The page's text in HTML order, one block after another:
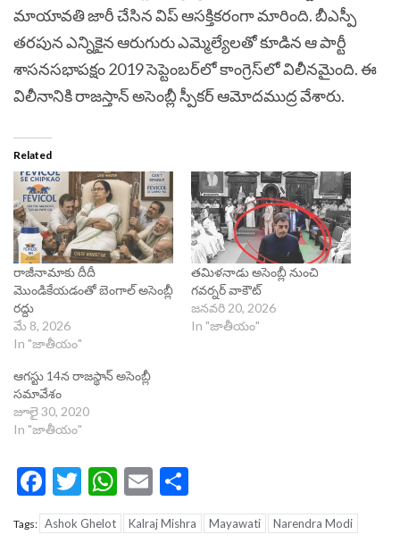
మాయావతి జారీ చేసిన విప్‌ ఆసక్తికరంగా మారింది. బీఎస్పీ
తరపున ఎన్నికైన ఆరుగురు ఎమ్మెల్యేలతో కూడిన ఆ పార్టీ
శాసనసభాపక్షం 2019 సెప్టెంబర్‌లో కాంగ్రెస్‌లో విలీనమైంది. ఈ
విలీనానికి రాజస్తాన్‌ అసెంబ్లీ స్పీకర్‌ ఆమోదముద్ర వేశారు.
Related
రాజీనామాకు దీదీ
మొండికేయడంతో బెంగాల్ అసెంబ్లీ
రద్దు
మే 8, 2026
In "జాతీయం"
తమిళనాడు అసెంబ్లీ నుంచి
గవర్నర్ వాకౌట్
జనవరి 20, 2026
In "జాతీయం"
ఆగస్టు 14న రాజస్థాన్ అసెంబ్లీ
సమావేశం
జూలై 30, 2020
In "జాతీయం"
Facebook
Twitter
WhatsApp
Email
Tags: Ashok Ghelot Kalraj Mishra Mayawati Narendra Modi